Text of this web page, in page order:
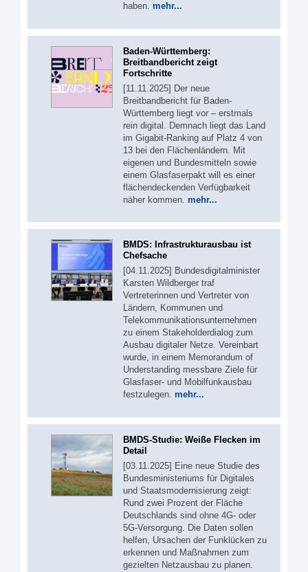
haben. mehr...
Baden-Württemberg:
Breitbandbericht zeigt
Fortschritte
[11.11.2025] Der neue
Breitbandbericht für Baden-
Württemberg liegt vor – erstmals
rein digital. Demnach liegt das Land
im Gigabit-Ranking auf Platz 4 von
13 bei den Flächenländern. Mit
eigenen und Bundesmitteln sowie
einem Glasfaserpakt will es einer
flächendeckenden Verfügbarkeit
näher kommen. mehr...
BMDS: Infrastrukturausbau ist
Chefsache
[04.11.2025] Bundesdigitalminister
Karsten Wildberger traf
Vertreterinnen und Vertreter von
Ländern, Kommunen und
Telekommunikationsunternehmen
zu einem Stakeholderdialog zum
Ausbau digitaler Netze. Vereinbart
wurde, in einem Memorandum of
Understanding messbare Ziele für
Glasfaser- und Mobilfunkausbau
festzulegen. mehr...
BMDS-Studie: Weiße Flecken im
Detail
[03.11.2025] Eine neue Studie des
Bundesministeriums für Digitales
und Staatsmodernisierung zeigt:
Rund zwei Prozent der Fläche
Deutschlands sind ohne 4G- oder
5G-Versorgung. Die Daten sollen
helfen, Ursachen der Funklücken zu
erkennen und Maßnahmen zum
gezielten Netzausbau zu planen.